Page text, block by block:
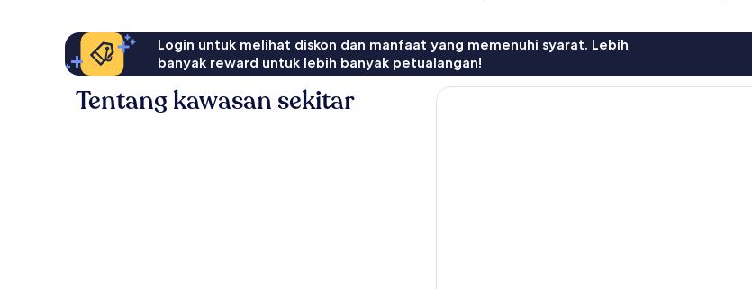
Login untuk melihat diskon dan manfaat yang memenuhi syarat. Lebih
banyak reward untuk lebih banyak petualangan!
Tentang kawasan sekitar